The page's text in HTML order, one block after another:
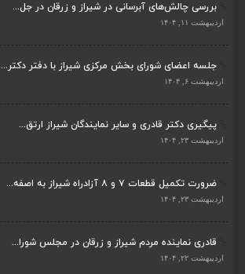
بررسی چالش‌های آبرسانی در شیراز و زرقان در جل...
اردیبهشت ۱۱, ۱۴۰۴
جلسه اعضای شورای بخش مرکزی شیراز با دفتر دکتر...
اردیبهشت ۶, ۱۴۰۴
پیگیری دکتر قادری و سایر نمایندگان شیراز ارتق...
اردیبهشت ۲۳, ۱۴۰۴
ضرورت تکمیل قطعات ۷ و ۸ آزادراه شیراز به اصفه...
اردیبهشت ۲۳, ۱۴۰۴
قادری نماینده مردم شیراز و زرقان در مجلس شورا...
اردیبهشت ۲۲, ۱۴۰۴